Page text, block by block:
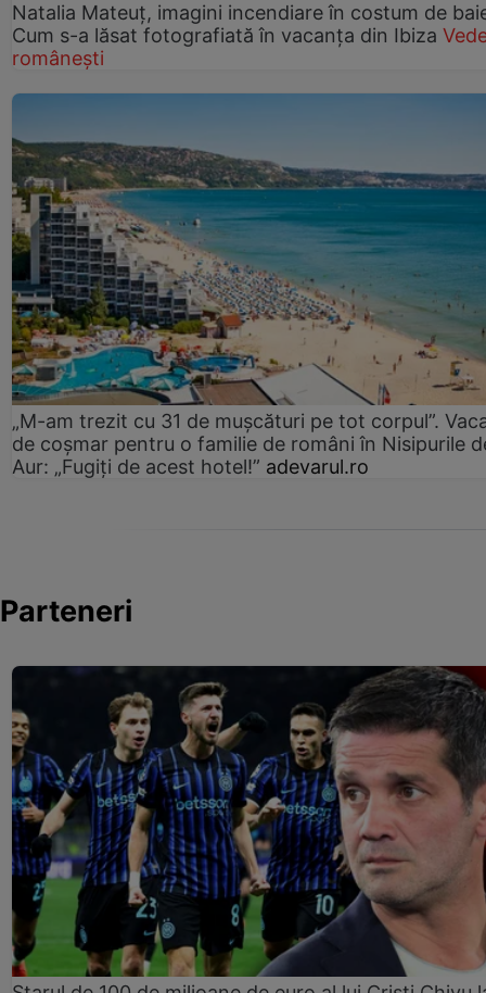
Natalia Mateuț, imagini incendiare în costum de
Cum s-a lăsat fotografiată în vacanța din Ibiza
românești
„M-am trezit cu 31 de mușcături pe tot corpul”.
de coșmar pentru o familie de români în Nisipurile
Aur: „Fugiți de acest hotel!” adevarul.ro
Parteneri